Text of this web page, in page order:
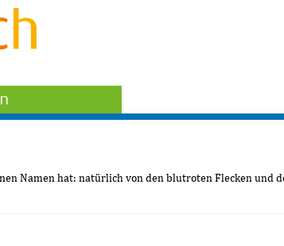
Namen hat: natürlich von den blutroten Flecken und